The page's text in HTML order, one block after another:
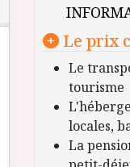
Le prix
Le
tourisme
locales,
La